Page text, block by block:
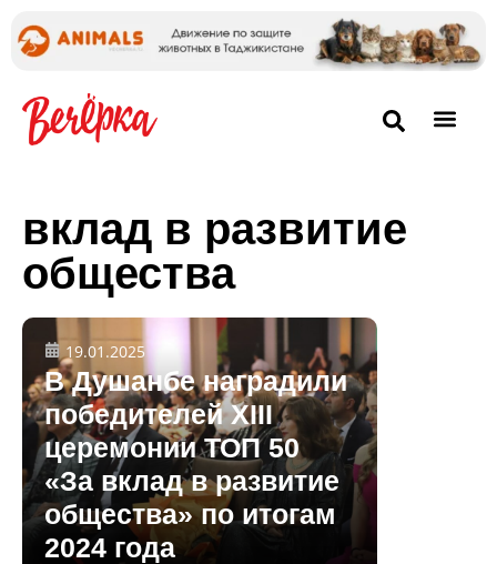
вклад в развитие
общества
19.01.2025
В Душанбе наградили
победителей ХIII
церемонии ТОП 50
«За вклад в развитие
общества» по итогам
2024 года